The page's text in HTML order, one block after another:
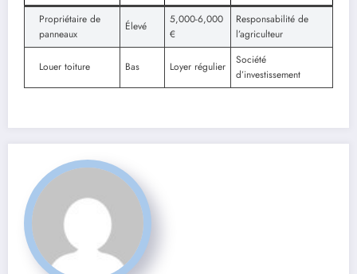
Propriétaire de
panneaux
Élevé
5,000-6,000
€
Responsabilité de
l’agriculteur
Louer toiture Bas Loyer régulier
Société
d’investissement